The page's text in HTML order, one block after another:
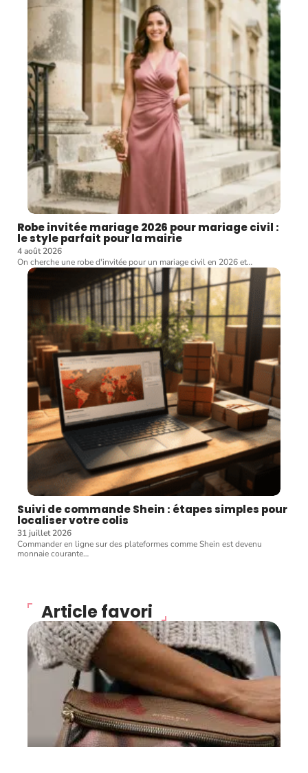
Robe invitée mariage 2026 pour mariage civil :
le style parfait pour la mairie
4 août 2026
On cherche une robe d'invitée pour un mariage civil en 2026 et…
Suivi de commande Shein : étapes simples pour
localiser votre colis
31 juillet 2026
Commander en ligne sur des plateformes comme Shein est devenu
monnaie courante…
Article favori